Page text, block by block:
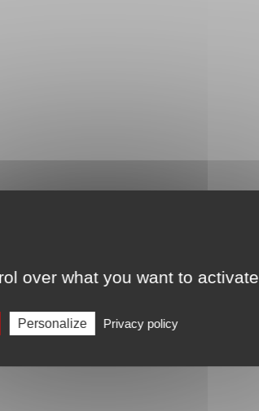
over what you want to activate
Personalize Privacy policy